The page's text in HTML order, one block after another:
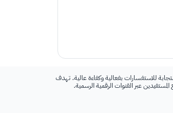
للاستفسارات بفعالية وكفاءة عالية. تهدف
عبر القنوات الرقمية الرسمية.